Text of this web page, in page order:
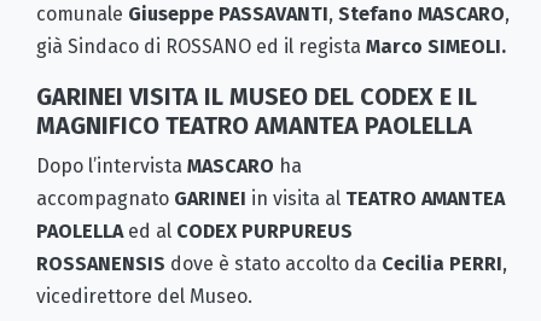
comunale Giuseppe PASSAVANTI, Stefano MASCARO,
già Sindaco di ROSSANO ed il regista Marco SIMEOLI.
GARINEI VISITA IL MUSEO DEL CODEX E IL
MAGNIFICO TEATRO AMANTEA PAOLELLA
Dopo l’intervista MASCARO ha
accompagnato GARINEI in visita al TEATRO AMANTEA
PAOLELLAed al CODEX PURPUREUS
ROSSANENSIS dove è stato accolto da Cecilia PERRI,
vicedirettore del Museo.